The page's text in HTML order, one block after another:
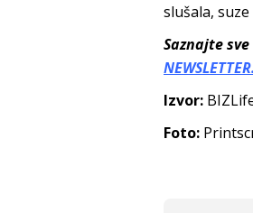
slušala,
Saznajte
NEWSLETTER.
Izvor:
Foto: